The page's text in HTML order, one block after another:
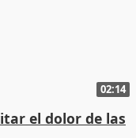
02:14
el dolor de las